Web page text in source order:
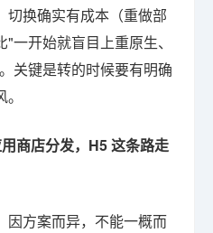
切换确实有成本（重做部
一开始就盲目上重原生、
关键是转的时候要有明确
商店分发，H5 这条路走
因方案而异，不能一概而